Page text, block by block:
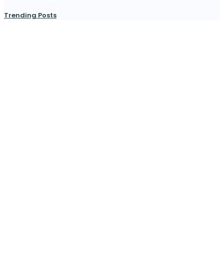
Trending Posts